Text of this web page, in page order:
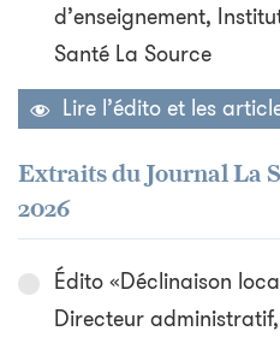
d’enseignement,
Santé La Source
Lire l’édito et les
Extraits du Journal La
2026
Édito «Déclinaison
Directeur